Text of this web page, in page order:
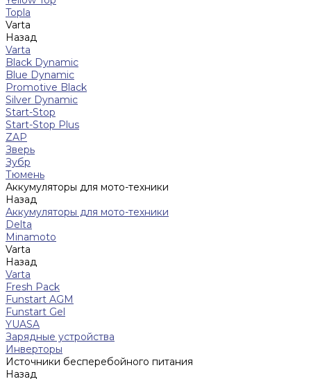
Topla
Varta
Назад
Varta
Black Dynamic
Blue Dynamic
Promotive Black
Silver Dynamic
Start-Stop
Start-Stop Plus
ZAP
Зверь
Зубр
Тюмень
Аккумуляторы для мото-техники
Назад
Аккумуляторы для мото-техники
Delta
Minamoto
Varta
Назад
Varta
Fresh Pack
Funstart AGM
Funstart Gel
YUASA
Зарядные устройства
Инверторы
Источники бесперебойного питания
Назад